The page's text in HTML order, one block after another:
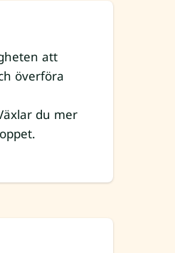
att
överföra
du mer